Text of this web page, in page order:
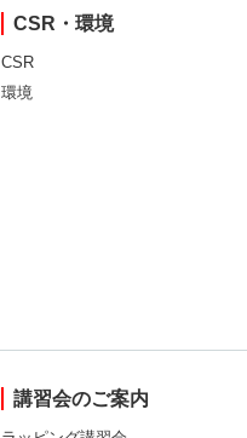
CSR・環境
CSR
環境
講習会のご案内